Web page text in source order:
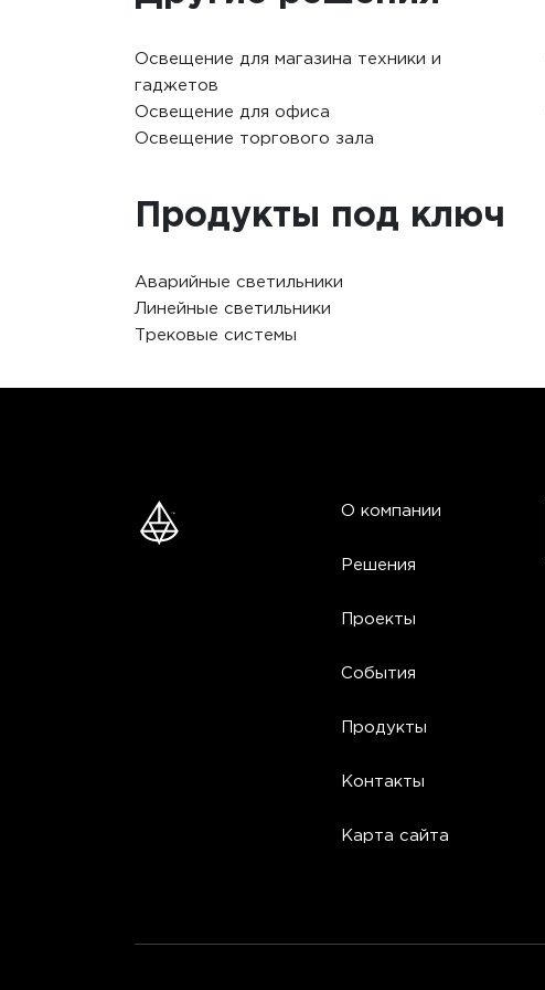
Освещение для магазина техники и
гаджетов
Освещение для офиса
Освещение торгового зала
Продукты под ключ
Аварийные светильники
Линейные светильники
Трековые системы
О компании
Решения
Проекты
События
Продукты
Контакты
Карта сайта